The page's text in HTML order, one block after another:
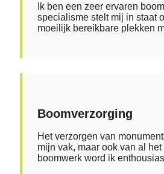
Ik ben een zeer ervaren
specialisme stelt mij in staat
moeilijk bereikbare plekken
Boomverzorging​
Het verzorgen van
mijn vak, maar ook van al
boomwerk word ik